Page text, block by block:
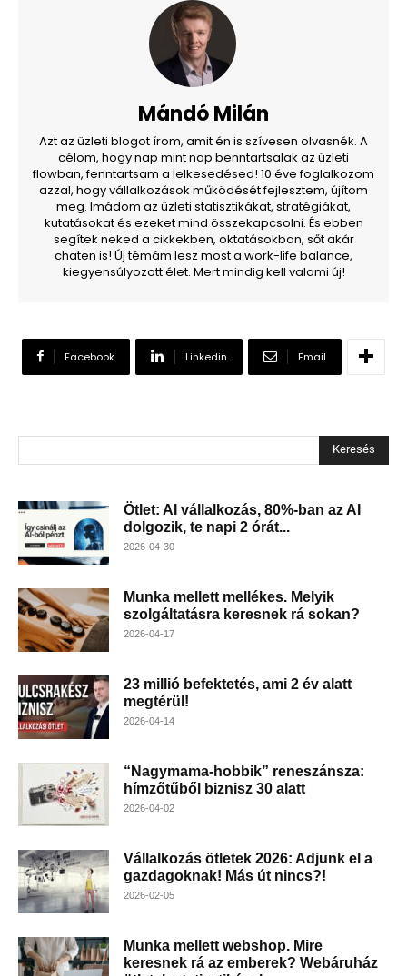
Mándó Milán
Azt az üzleti blogot írom, amit én is szívesen olvasnék. A
célom, hogy nap mint nap benntartsalak az üzleti
flowban, fenntartsam a lelkesedésed! 10 éve foglalkozom
azzal, hogy vállalkozások működését fejlesztem, újítom
meg. Imádom az üzleti statisztikákat, stratégiákat,
kutatásokat és ezeket mind összekapcsolni. És ebben
segítek neked a cikkekben, oktatásokban, sőt akár
chaten is! Új témám lesz most a work-life balance,
kiegyensúlyozott élet. Mert mindig kell valami új!
Facebook Linkedin Email
Keresés
Ötlet: AI vállalkozás, 80%-ban az AI
dolgozik, te napi 2 órát...
2026-04-30
Munka mellett mellékes. Melyik
szolgáltatásra keresnek rá sokan?
2026-04-17
23 millió befektetés, ami 2 év alatt
megtérül!
2026-04-14
“Nagymama-hobbik” reneszánsza:
hímzőtűből biznisz 30 alatt
2026-04-02
Vállalkozás ötletek 2026: Adjunk el a
gazdagoknak! Más út nincs?!
2026-02-05
Munka mellett webshop. Mire
keresnek rá az emberek? Webáruház